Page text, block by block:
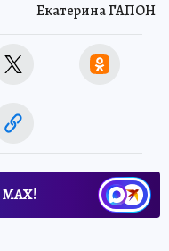
Екатерина ГАПОН
МАХ!